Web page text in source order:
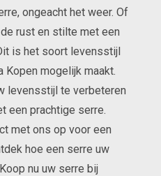
ongeacht het weer. Of
rust en stilte met een
is het soort levensstijl
Kopen mogelijk maakt.
levensstijl te verbeteren
een prachtige serre.
met ons op voor een
hoe een serre uw
nu uw serre bij